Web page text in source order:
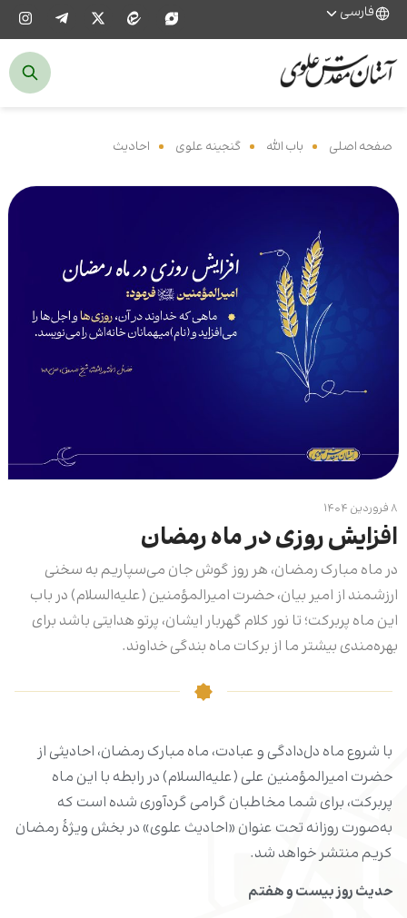
فارسی
صفحه اصلی باب الله گنجینه علوی احادیث
۸ فروردین ۱۴۰۴
افزایش روزی در ماه رمضان
در ماه مبارک رمضان، هر روز گوش جان می‌سپاریم به سخنی
ارزشمند از امیر بیان، حضرت امیرالمؤمنین (علیه‌السلام) در باب
این ماه پربرکت؛ تا نور کلام گهربار ایشان، پرتو هدایتی باشد برای
بهره‌مندی بیشتر ما از برکات ماه بندگی خداوند.
با شروع ماه دل‌دادگی و عبادت، ماه مبارک رمضان، احادیثی از
حضرت امیرالمؤمنین علی (علیه‌السلام) در رابطه با این ماه
پربرکت، برای شما مخاطبان گرامی گردآوری شده است که
به‌صورت روزانه تحت عنوان «احادیث علوی» در بخش ویژۀ رمضان
کریم منتشر خواهد شد.
حدیث روزبیست و هفتم